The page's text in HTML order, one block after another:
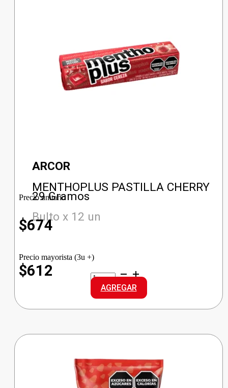
ARCOR
MENTHOPLUS PASTILLA CHERRY
29 Gramos
Bulto x 12 un
Precio unitario
$674
Precio mayorista (3u +)
$612
MENTHOPLUS
PASTILLA
CHERRY
cantidad
AGREGAR